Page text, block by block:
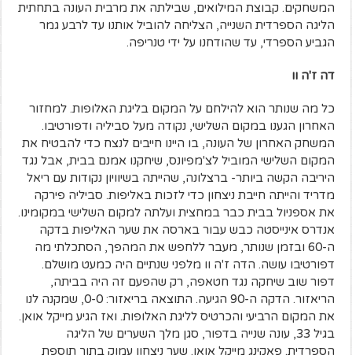
המשחקים. קבוצת המילואים, שבילתה את מרבית העונה בתחתית
הליגה הספרדית השנייה, הצליחה להוביל אותנו עד לרבע גמר
הגביע הספרדי, עד שהודחנו על ידי טנריפה.
דה ז'ה וו
כל מה שנותר הוא להילחם על המקום בליגת האלופות. למחזור
האחרון הגענו במקום השלישי, נקודה מעל סביליה ודפורטיבו.
המשחק האחרון של העונה, בו היינו חייבים לנצח כדי להבטיח את
המקום השלישי המוביל לצ'מפיונס, שיחקנו אמנם בבית, אבל נגד
היריבה הקשה ביותר- ברצלונה, שהייתה בשיוויון נקודות עם ריאל
מדריד והייתה חייבת ניצחון כדי לזכות באליפות. סביליה פירקה
את אספניול בבית כבר במחצית ועלתה למקום השלישי במקומינו.
אנדרס אינייסטה כבש עבור בארסה את שער האליפות בדקה
ה-60 ובזמן שנותר, מעבר ללחפש את המהפך, הסתכלתי מה
דפורטיבו עושה. הדה ז'ה וו מלפני שנתיים היה כמעט מושלם.
דפור שוב שיחקה נגד חטאפה, רק שהפעם זה היה בביתה,
הריאזור. הדקה ה-90 הגיעה. התוצאה בריאזור: 0-0, שמקנה לנו
את המקום הרביעי והכרטיס לליגת האלופות. ואז הגיע מייקל אואן.
בגיל 33, עונה שנייה בדפור, סגן מלך השערים של הליגה
הספרדית. פאקינג מייקל אואן. שער ניצחון עמוק בתוך תוספת